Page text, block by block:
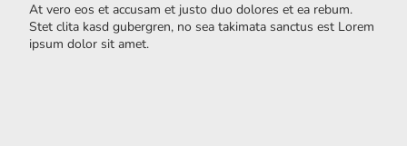
At vero eos et accusam et justo duo dolores et ea rebum.
Stet clita kasd gubergren, no sea takimata sanctus est Lorem
ipsum dolor sit amet.